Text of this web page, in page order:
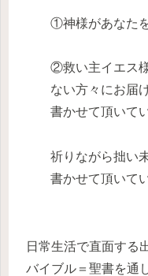
①神様があなた
②救い主イエス
ない方々にお届
書かせて頂いて
祈りながら拙い
書かせて頂いて
日常生活で直面する
バイブル＝聖書を通